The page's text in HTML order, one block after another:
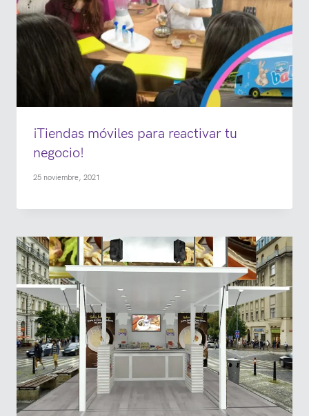
¡Tiendas móviles para reactivar tu
negocio!
25 noviembre, 2021